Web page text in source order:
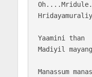
Yaamini than
Madiyil
Manassum